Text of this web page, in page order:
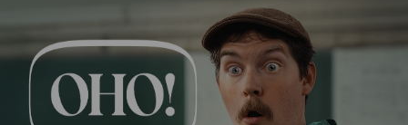
Alakoulu
Yläkoulu
Lukio